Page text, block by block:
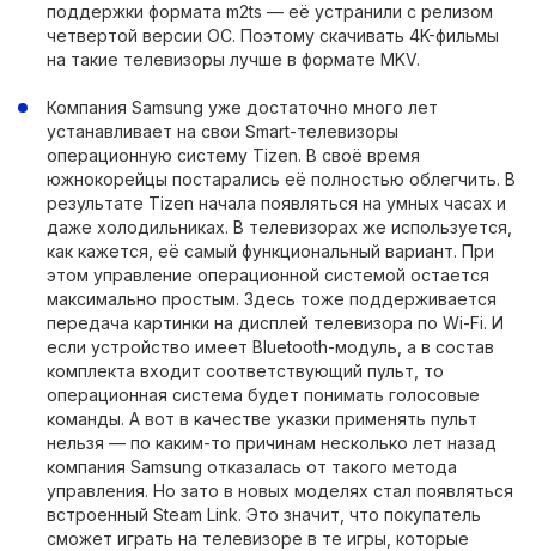
поддержки формата m2ts — её устранили с релизом
четвертой версии ОС. Поэтому скачивать 4K-фильмы
на такие телевизоры лучше в формате MKV.
Компания Samsung уже достаточно много лет
устанавливает на свои Smart-телевизоры
операционную систему Tizen. В своё время
южнокорейцы постарались её полностью облегчить. В
результате Tizen начала появляться на умных часах и
даже холодильниках. В телевизорах же используется,
как кажется, её самый функциональный вариант. При
этом управление операционной системой остается
максимально простым. Здесь тоже поддерживается
передача картинки на дисплей телевизора по Wi-Fi. И
если устройство имеет Bluetooth-модуль, а в состав
комплекта входит соответствующий пульт, то
операционная система будет понимать голосовые
команды. А вот в качестве указки применять пульт
нельзя — по каким-то причинам несколько лет назад
компания Samsung отказалась от такого метода
управления. Но зато в новых моделях стал появляться
встроенный Steam Link. Это значит, что покупатель
сможет играть на телевизоре в те игры, которые